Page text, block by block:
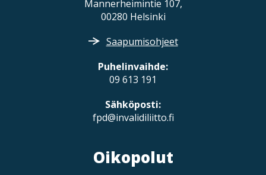
Mannerheimintie 107,
00280 Helsinki
Saapumisohjeet
Puhelinvaihde:
09 613 191
Sähköposti:
fpd@invalidiliitto.fi
Oikopolut